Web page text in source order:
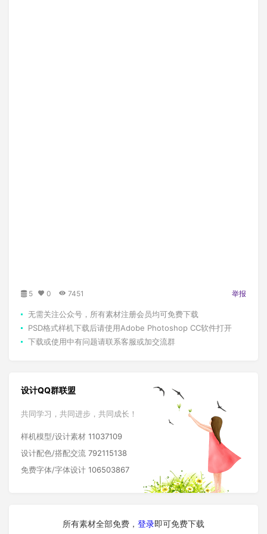
5 0 7451 举报
无需关注公众号，所有素材注册会员均可免费下载
PSD格式样机下载后请使用Adobe Photoshop CC软件打开
下载或使用中有问题请联系客服或加交流群
设计QQ群联盟
共同学习，共同进步，共同成长！
样机模型/设计素材 11037109
设计配色/搭配交流 792115138
免费字体/字体设计 106503867
所有素材全部免费， 登录即可免费下载